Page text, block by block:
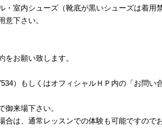
・室内シューズ（靴底が黒いシューズは着用
下さい。
をお願い致します。
）もしくはオフィシャルＨＰ内の「お問い
御来場下さい。
合は、通常レッスンでの体験も可能ですので